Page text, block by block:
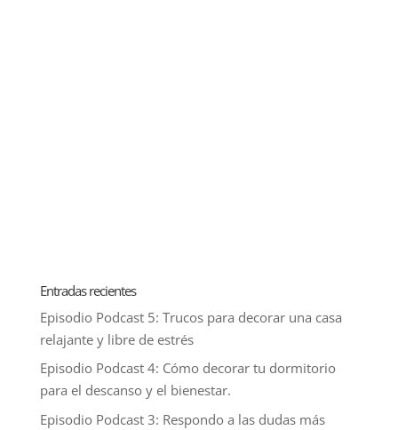
Entradas recientes
Episodio Podcast 5: Trucos para decorar una casa
relajante y libre de estrés
Episodio Podcast 4: Cómo decorar tu dormitorio
para el descanso y el bienestar.
Episodio Podcast 3: Respondo a las dudas más